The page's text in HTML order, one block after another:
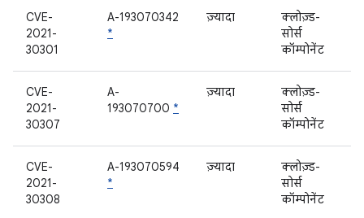
CVE-
2021-
30301
A-193070342
*
ज़्यादा
क्लोज़्ड-
सोर्स
कॉम्पोनेंट
CVE-
2021-
30307
A-
193070700 *
ज़्यादा
क्लोज़्ड-
सोर्स
कॉम्पोनेंट
CVE-
2021-
30308
A-193070594
*
ज़्यादा
क्लोज़्ड-
सोर्स
कॉम्पोनेंट